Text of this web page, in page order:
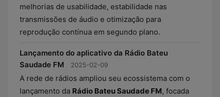
melhorias de usabilidade, estabilidade nas
transmissões de áudio e otimização para
reprodução contínua em segundo plano.
Lançamento do aplicativo da Rádio Bateu
Saudade FM
2025-02-09
A rede de rádios ampliou seu ecossistema com o
lançamento da Rádio Bateu Saudade FM, focada